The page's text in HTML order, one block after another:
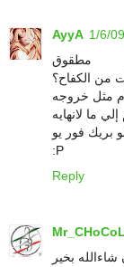
AyyA 1/6/
مطقوق
من الكفاح؟
مثل خروجه
ما لانهايه
بريك فور يو
:P
Reply